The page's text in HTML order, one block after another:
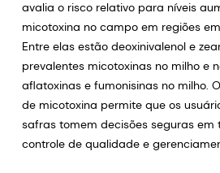
avalia o risco relativo para níveis
micotoxina no campo em regiões
Entre elas estão deoxinivalenol e
prevalentes micotoxinas no milho e
aflatoxinas e fumonisinas no milho.
de micotoxina permite que os
safras tomem decisões seguras em
controle de qualidade e